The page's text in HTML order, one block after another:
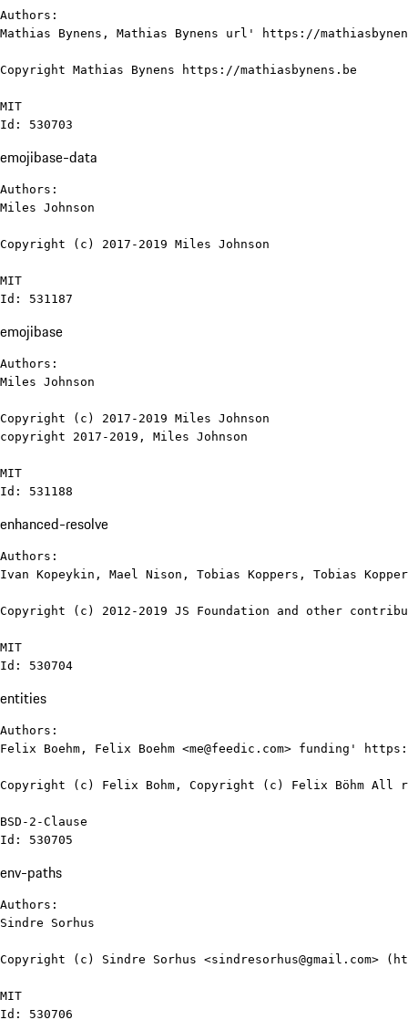
Authors:
Mathias Bynens, Mathias Bynens url' https://
Copyright Mathias Bynens https://mathiasbynens.be
MIT
Id: 530703
emojibase-data
Authors:
Miles Johnson
Copyright (c) 2017-2019 Miles Johnson
MIT
Id: 531187
emojibase
Authors:
Miles Johnson
Copyright (c) 2017-2019 Miles Johnson
copyright 2017-2019, Miles Johnson
MIT
Id: 531188
enhanced-resolve
Authors:
Ivan Kopeykin, Mael Nison, Tobias Koppers, Tobias
Copyright (c) 2012-2019 JS Foundation and other
MIT
Id: 530704
entities
Authors:
Felix Boehm, Felix Boehm <me@feedic.com> funding'
Copyright (c) Felix Bohm, Copyright (c) Felix Böhm All
BSD-2-Clause
Id: 530705
env-paths
Authors:
Sindre Sorhus
Copyright (c) Sindre Sorhus <sindresorhus@gmail.com>
MIT
Id: 530706